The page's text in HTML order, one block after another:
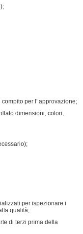
per l' approvazione;
dimensioni, colori,
per ispezionare i
qualità;
di terzi prima della